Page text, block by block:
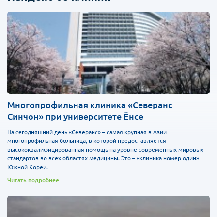
Многопрофильная клиника «Северанс
Синчон» при университете Ёнсе
На сегодняшний день «Северанс» – самая крупная в Азии
многопрофильная больница, в которой предоставляется
высококвалифицированная помощь на уровне современных мировых
стандартов во всех областях медицины. Это – «клиника номер один»
Южной Кореи.
Читать подробнее